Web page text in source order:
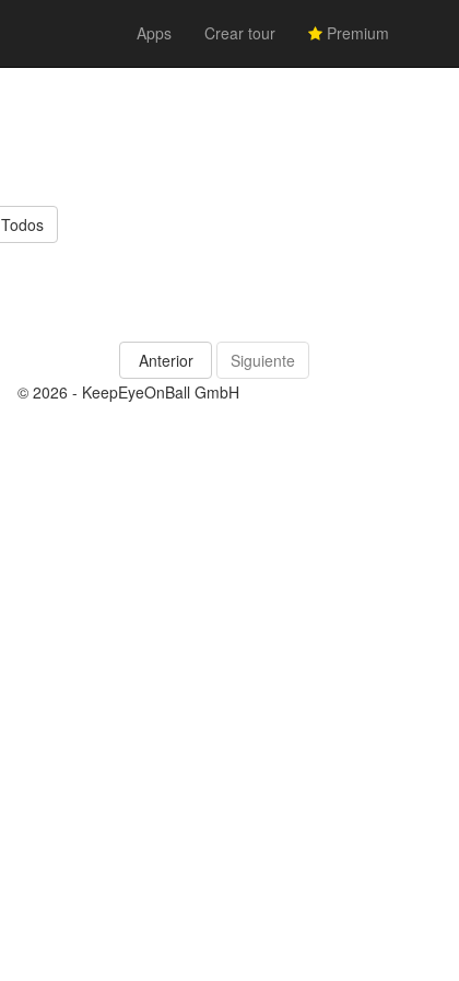
Apps Crear tour Premium
Todos
Anterior
Siguiente
© 2026 - KeepEyeOnBall GmbH